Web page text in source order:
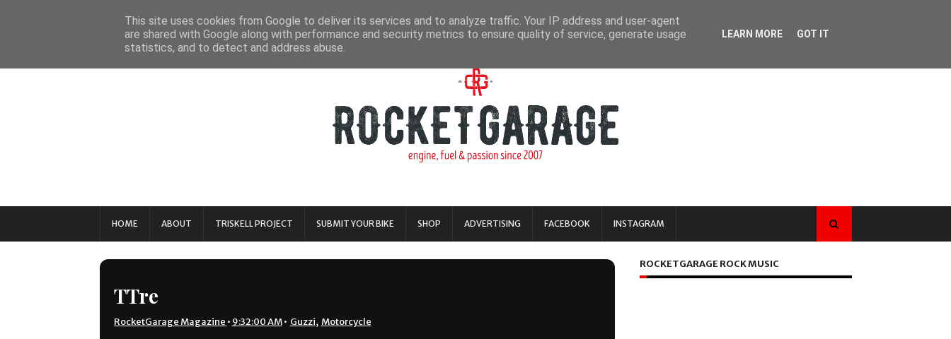
HOME ABOUT TRISKELL PROJECT SUBMIT YOUR BIKE SHOP ADVERTISING FACEBOOK INSTAGRAM
TTre
RocketGarage Magazine • 9:32:00 AM • Guzzi, Motorcycle
ROCKETGARAGE ROCK MUSIC
This site uses cookies from Google to deliver its services and to analyze traffic. Your IP address and user-agent
are shared with Google along with performance and security metrics to ensure quality of service, generate usage
statistics, and to detect and address abuse.
LEARN MORE GOT IT